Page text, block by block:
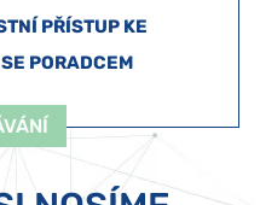
PŘÍSTUP KE
PORADCEM